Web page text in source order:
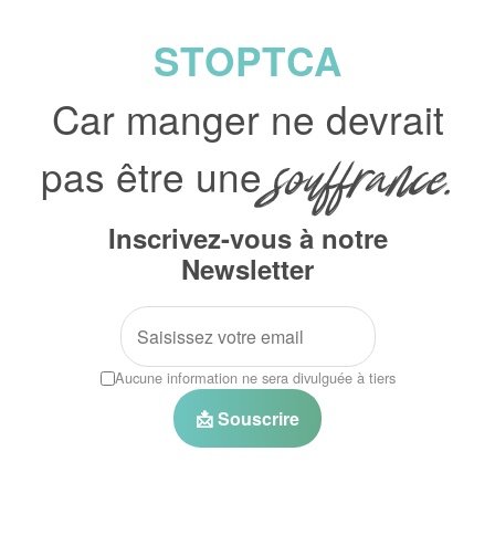
STOPTCA
Car manger ne devrait
pas être unesouffrance.
Inscrivez-vous à notre
Newsletter
Aucune information ne sera divulguée à tiers
📩 Souscrire